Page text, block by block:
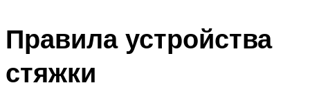
Правила устройства
стяжки